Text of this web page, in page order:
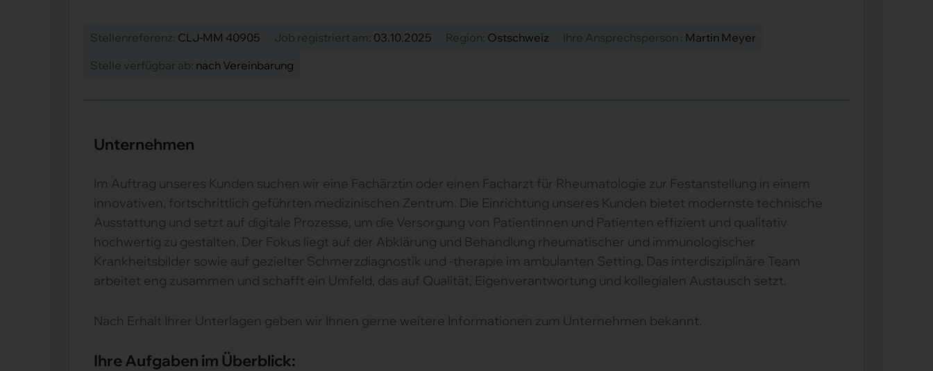
CLJ-MM 40905 03.10.2025 Ostschweiz
Martin Meyer
nach Vereinbarung
Unternehmen
Im Auftrag unseres Kunden suchen wir eine Fachärztin oder einen Facharzt für Rheumatologie zur Festanstellung in einem
innovativen, fortschrittlich geführten medizinischen Zentrum. Die Einrichtung unseres Kunden bietet modernste technische
Ausstattung und setzt auf digitale Prozesse, um die Versorgung von Patientinnen und Patienten effizient und qualitativ
hochwertig zu gestalten. Der Fokus liegt auf der Abklärung und Behandlung rheumatischer und immunologischer
Krankheitsbilder sowie auf gezielter Schmerzdiagnostik und -therapie im ambulanten Setting. Das interdisziplinäre Team
arbeitet eng zusammen und schafft ein Umfeld, das auf Qualität, Eigenverantwortung und kollegialen Austausch setzt.
Nach Erhalt Ihrer Unterlagen geben wir Ihnen gerne weitere Informationen zum Unternehmen bekannt.
Ihre Aufgaben im Überblick: